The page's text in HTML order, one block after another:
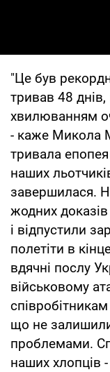
"Це був
тривав 48
хвилюванням
- каже Микола
тривала
наших
завершилася.
жодних
і відпустили
полетіти в
вдячні послу
військовому
що не
проблемами.
наших хлопців